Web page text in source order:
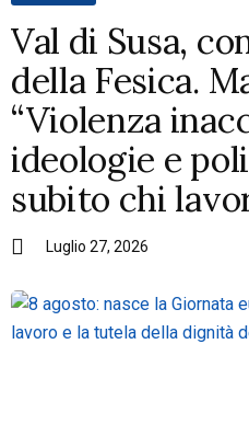
Val di Susa,
della Fesica.
“Violenza
ideologie e
subito chi
Luglio 27, 2026